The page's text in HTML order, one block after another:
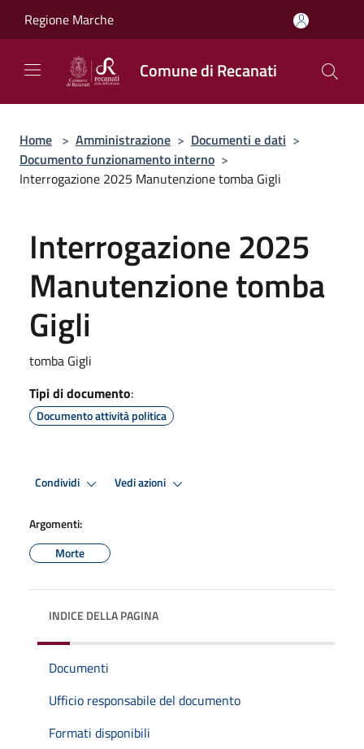
Regione Marche
Comune di Recanati
Home > Amministrazione > Documenti e dati >
Documento funzionamento interno >
Interrogazione 2025 Manutenzione tomba Gigli
Interrogazione 2025
Manutenzione tomba
Gigli
tomba Gigli
Tipi di documento:
Documento attività politica
Condividi Vedi azioni
Argomenti:
Morte
INDICE DELLA PAGINA
Documenti
Ufficio responsabile del documento
Formati disponibili